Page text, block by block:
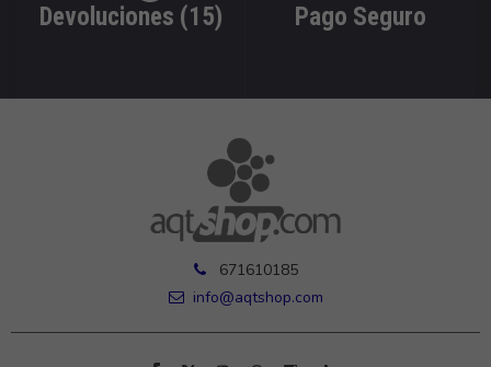
Devoluciones (15) Pago Seguro
671610185
info@aqtshop.com